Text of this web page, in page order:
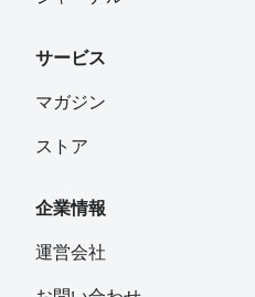
サービス
マガジン
ストア
企業情報
運営会社